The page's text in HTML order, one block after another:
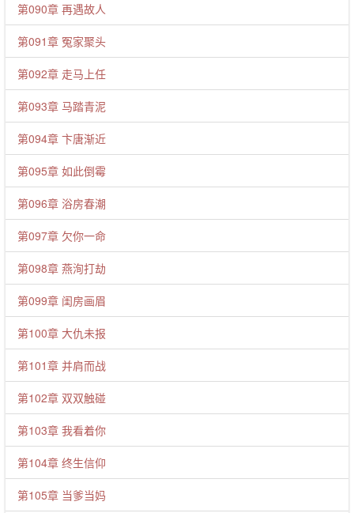
第090章 再遇故人
第091章 冤家聚头
第092章 走马上任
第093章 马踏青泥
第094章 卞唐渐近
第095章 如此倒霉
第096章 浴房春潮
第097章 欠你一命
第098章 燕洵打劫
第099章 闺房画眉
第100章 大仇未报
第101章 并肩而战
第102章 双双触碰
第103章 我看着你
第104章 终生信仰
第105章 当爹当妈